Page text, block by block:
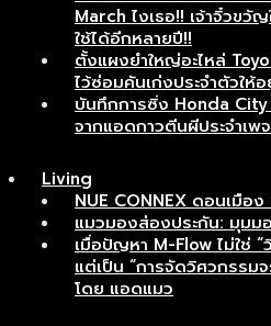
March ไงเธอ!! เจ้าจิ๋วข
ใช้ได้อีกหลายปี!!
ตั้งแผงยำใหญ่อะไหล่
ไว้ซ่อมคันเก่งประจำตัวให้
บันทึกการซิ่ง Honda
จากแอดกาวตีนผีประจำเพ
Living
NUE CONNEX ดอนเมือ
แมวมองส่องประกัน: มุมม
เมื่อปัญหา M-Flow ไม่ใช่
แต่เป็น “การจัดวิศวกรรม
โดย แอดแมว